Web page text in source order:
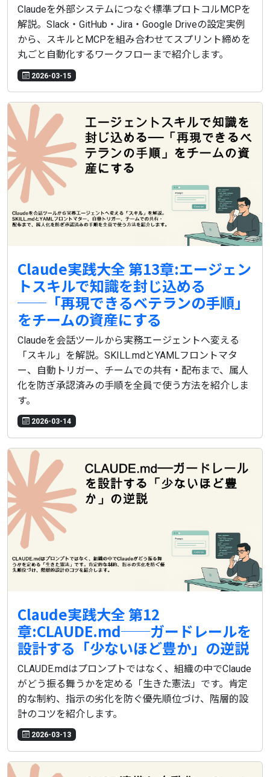
Claudeを外部システムにつなぐ標準プロトコルMCPを
解説。Slack・GitHub・Jira・Google Driveの設定実例
から、スキルとMCPを組み合わせてスプリント締めを
丸ごと自動化するワークフローまで紹介します。
2026-03-15
Claude実践大全 第13章:エージェン
トスキルで知識を封じ込める
──「再現できるベテランの手順」
をチームの資産にする
Claudeを会話ツールから実務エージェントへ変える
「スキル」を解説。SKILL.mdとYAMLフロントマタ
ー、自動トリガー、チームでの共有・配布まで、属人
化を防ぎ承認済みの手順を全員で使う方法を紹介しま
す。
2026-03-14
Claude実践大全 第12
章:CLAUDE.md──ガードレールを
設計する「少ないほど豊か」の逆説
CLAUDE.mdはプロンプトではなく、組織の中でClaude
がどう振る舞うかを定める「生きた憲法」です。肯定
的な制約、指示の劣化を防ぐ優先順位づけ、階層的設
計のコツを紹介します。
2026-03-13